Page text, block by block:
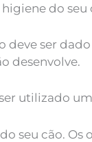
do seu
deve ser
desenvolve.
utilizado
seu cão.